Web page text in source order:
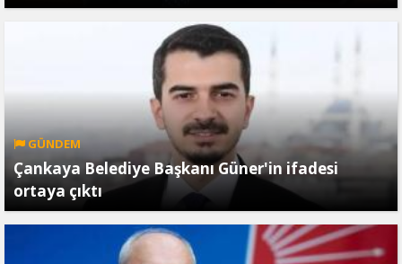
GÜNDEM
Çankaya Belediye Başkanı Güner'in ifadesi
ortaya çıktı